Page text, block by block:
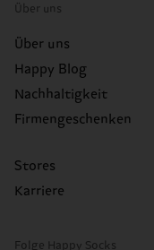
Über uns
Über uns
Happy Blog
Nachhaltigkeit
Firmengeschenken
Stores
Karriere
Folge Happy Socks